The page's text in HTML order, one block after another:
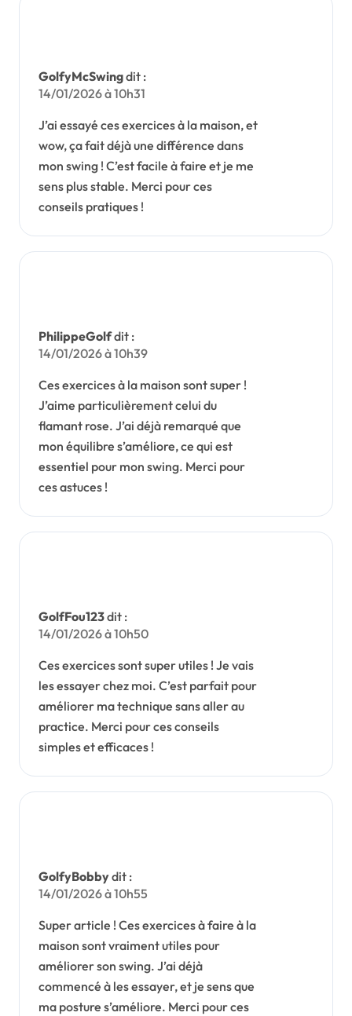
GolfyMcSwingdit :
14/01/2026 à 10h31
J’ai essayé ces exercices à la maison, et
wow, ça fait déjà une différence dans
mon swing ! C’est facile à faire et je me
sens plus stable. Merci pour ces
conseils pratiques !
PhilippeGolfdit :
14/01/2026 à 10h39
Ces exercices à la maison sont super !
J’aime particulièrement celui du
flamant rose. J’ai déjà remarqué que
mon équilibre s’améliore, ce qui est
essentiel pour mon swing. Merci pour
ces astuces !
GolfFou123dit :
14/01/2026 à 10h50
Ces exercices sont super utiles ! Je vais
les essayer chez moi. C’est parfait pour
améliorer ma technique sans aller au
practice. Merci pour ces conseils
simples et efficaces !
GolfyBobbydit :
14/01/2026 à 10h55
Super article ! Ces exercices à faire à la
maison sont vraiment utiles pour
améliorer son swing. J’ai déjà
commencé à les essayer, et je sens que
ma posture s’améliore. Merci pour ces